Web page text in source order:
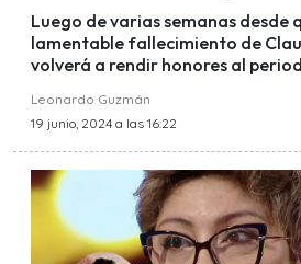
Luego de varias semanas desde
lamentable fallecimiento de
volverá a rendir honores al
Leonardo Guzmán
19 junio, 2024 a las 16:22